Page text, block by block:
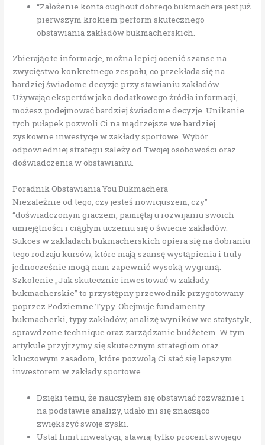
“Założenie konta oughout dobrego bukmachera jest już
pierwszym krokiem perform skutecznego
obstawiania zakładów bukmacherskich.
Zbierając te informacje, można lepiej ocenić szanse na
zwycięstwo konkretnego zespołu, co przekłada się na
bardziej świadome decyzje przy stawianiu zakładów.
Używając ekspertów jako dodatkowego źródła informacji,
możesz podejmować bardziej świadome decyzje. Unikanie
tych pułapek pozwoli Ci na mądrzejsze we bardziej
zyskowne inwestycje w zakłady sportowe. Wybór
odpowiedniej strategii zależy od Twojej osobowości oraz
doświadczenia w obstawianiu.
Poradnik Obstawiania You Bukmachera
Niezależnie od tego, czy jesteś nowicjuszem, czy”
“doświadczonym graczem, pamiętaj u rozwijaniu swoich
umiejętności i ciągłym uczeniu się o świecie zakładów.
Sukces w zakładach bukmacherskich opiera się na dobraniu
tego rodzaju kursów, które mają szansę wystąpienia i truly
jednocześnie mogą nam zapewnić wysoką wygraną.
Szkolenie „Jak skutecznie inwestować w zakłady
bukmacherskie” to przystępny przewodnik przygotowany
poprzez Podziemne Typy. Obejmuje fundamenty
bukmacherki, typy zakładów, analizę wyników we statystyk,
sprawdzone technique oraz zarządzanie budżetem. W tym
artykule przyjrzymy się skutecznym strategiom oraz
kluczowym zasadom, które pozwolą Ci stać się lepszym
inwestorem w zakłady sportowe.
Dzięki temu, że nauczyłem się obstawiać rozważnie i
na podstawie analizy, udało mi się znacząco
zwiększyć swoje zyski.
Ustal limit inwestycji, stawiaj tylko procent swojego